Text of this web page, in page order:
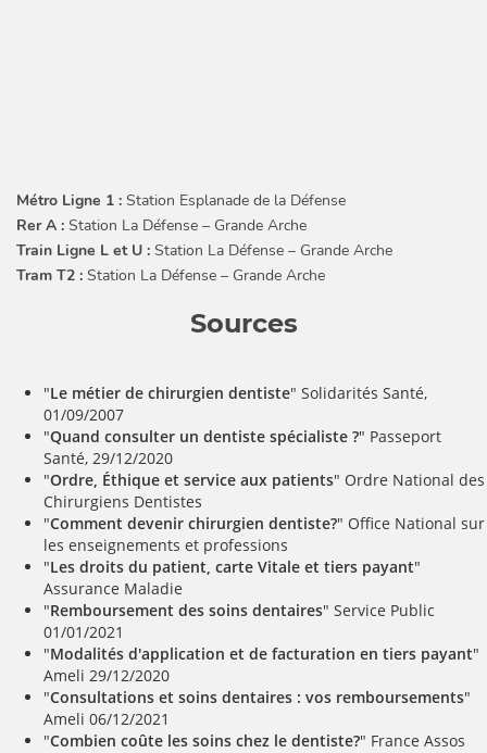
Métro Ligne 1 : Station Esplanade de la Défense
Rer A : Station La Défense – Grande Arche
Train Ligne L et U : Station La Défense – Grande Arche
Tram T2 : Station La Défense – Grande Arche
Sources
"Le métier de chirurgien dentiste" Solidarités Santé,
01/09/2007
"Quand consulter un dentiste spécialiste ?" Passeport
Santé, 29/12/2020
"Ordre, Éthique et service aux patients" Ordre National des
Chirurgiens Dentistes
"Comment devenir chirurgien dentiste?" Office National sur
les enseignements et professions
"Les droits du patient, carte Vitale et tiers payant"
Assurance Maladie
"Remboursement des soins dentaires" Service Public
01/01/2021
"Modalités d'application et de facturation en tiers payant"
Ameli 29/12/2020
"Consultations et soins dentaires : vos remboursements"
Ameli 06/12/2021
"Combien coûte les soins chez le dentiste?" France Assos